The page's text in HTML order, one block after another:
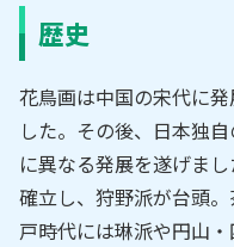
歴史
花鳥画は中国の宋代に
した。その後、日本独
に異なる発展を遂げま
確立し、狩野派が台頭
戸時代には琳派や円山